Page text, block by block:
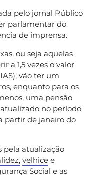
pelo jornal Público
parlamentar do
de imprensa.
ou seja aquelas
a 1,5 vezes o valor
vão ter um
enquanto para os
uma pensão
no período
partir de janeiro do
pela atualização
velhice e
Social e as